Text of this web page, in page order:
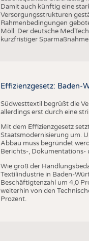
Damit auch künftig eine
Versorgungsstrukturen
Rahmenbedingungen
Möll. Der deutsche
kurzfristiger
Effizienzgesetz: Baden-
Südwesttextil begrüßt die
allerdings erst durch eine
Mit dem Effizienzgesetz
Staatsmodernisierung um.
Abbau muss begründet
Berichts-, Dokumentations-
Wie groß der
Textilindustrie in Baden-
Beschäftigtenzahl um 4,0
weiterhin von den
Prozent.